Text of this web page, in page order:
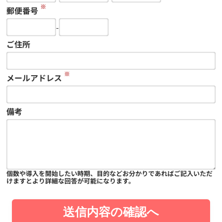
郵便番号 ※
-
ご住所
メールアドレス ※
備考
個数や導入を開始したい時期、目的などお分かりであればご記入いただ
けますとより詳細な回答が可能になります。
送信内容の確認へ